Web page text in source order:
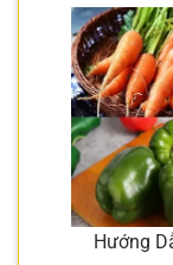
Hướng